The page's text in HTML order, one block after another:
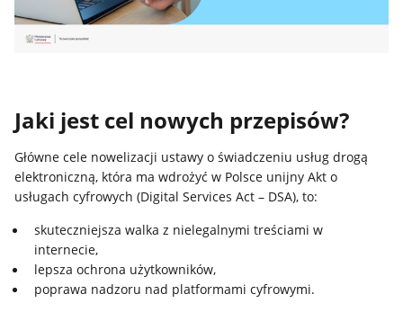
Jaki jest cel nowych przepisów?
Główne cele nowelizacji ustawy o świadczeniu usług drogą
elektroniczną, która ma wdrożyć w Polsce unijny Akt o
usługach cyfrowych (Digital Services Act – DSA), to:
skuteczniejsza walka z nielegalnymi treściami w
internecie,
lepsza ochrona użytkowników,
poprawa nadzoru nad platformami cyfrowymi.